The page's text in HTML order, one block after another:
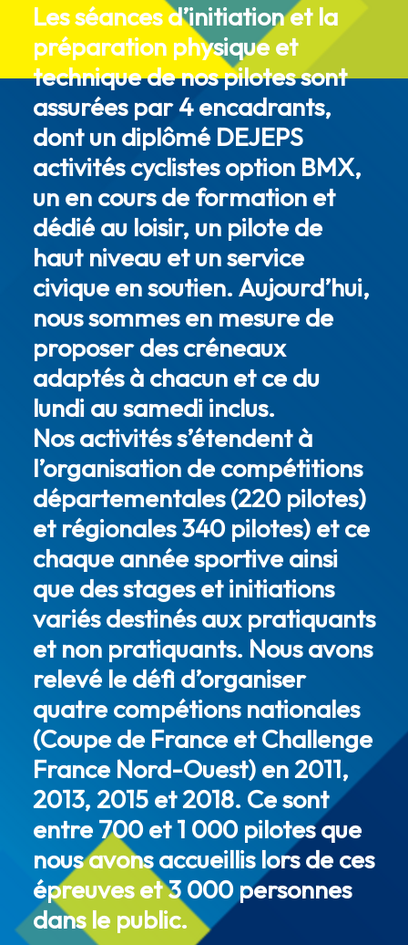
Les séances d’initiation et la
préparation physique et
technique de nos pilotes sont
assurées par 4 encadrants,
dont un diplômé DEJEPS
activités cyclistes option BMX,
un en cours de formation et
dédié au loisir, un pilote de
haut niveau et un service
civique en soutien. Aujourd’hui,
nous sommes en mesure de
proposer des créneaux
adaptés à chacun et ce du
lundi au samedi inclus.
Nos activités s’étendent à
l’organisation de compétitions
départementales (220 pilotes)
et régionales 340 pilotes) et ce
chaque année sportive ainsi
que des stages et initiations
variés destinés aux pratiquants
et non pratiquants. Nous avons
relevé le défi d’organiser
quatre compétions nationales
(Coupe de France et Challenge
France Nord-Ouest) en 2011,
2013, 2015 et 2018. Ce sont
entre 700 et 1 000 pilotes que
nous avons accueillis lors de ces
épreuves et 3 000 personnes
dans le public.